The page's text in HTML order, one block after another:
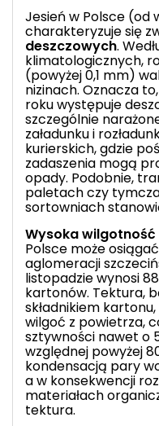
Jesień w Polsce (od
charakteryzuje się
deszczowych.
klimatologicznych,
(powyżej 0,1 mm)
nizinach. Oznacza
roku występuje
szczególnie
załadunku i
kurierskich, gdzie
zadaszenia mogą
opady. Podobnie,
paletach czy
sortowniach
Wysoka
Polsce może
aglomeracji
listopadzie wynosi
kartonów. Tektura,
składnikiem
wilgoć z powietrza,
sztywności nawet o
względnej powyżej
kondensacją pary
a w konsekwencji
materiałach
tektura.